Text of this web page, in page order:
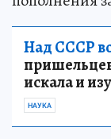
Над СССР
искала и
НАУКА